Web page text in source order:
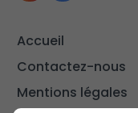
Accueil
Contactez-nous
Mentions légales